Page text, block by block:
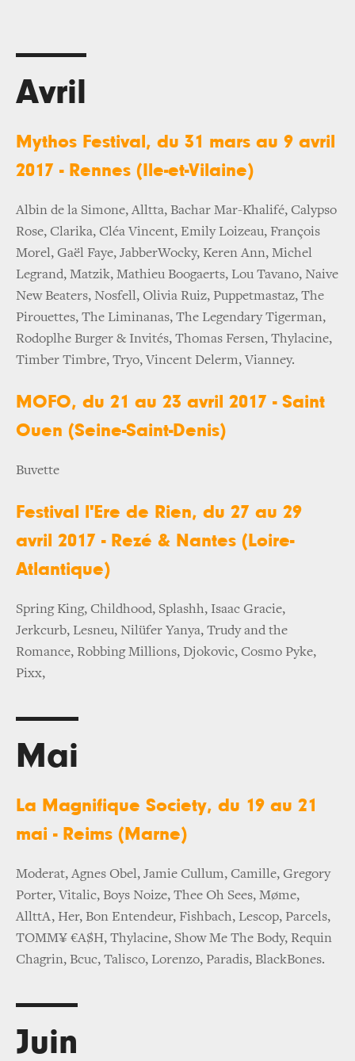
Avril
Mythos Festival, du 31 mars au 9 avril
2017 - Rennes (Ile-et-Vilaine)
Albin de la Simone, Alltta, Bachar Mar-Khalifé, Calypso
Rose, Clarika, Cléa Vincent, Emily Loizeau, François
Morel, Gaël Faye, JabberWocky, Keren Ann, Michel
Legrand, Matzik, Mathieu Boogaerts, Lou Tavano, Naive
New Beaters, Nosfell, Olivia Ruiz, Puppetmastaz, The
Pirouettes, The Liminanas, The Legendary Tigerman,
Rodoplhe Burger & Invités, Thomas Fersen, Thylacine,
Timber Timbre, Tryo, Vincent Delerm, Vianney.
MOFO, du 21 au 23 avril 2017 - Saint
Ouen (Seine-Saint-Denis)
Buvette
Festival l'Ere de Rien, du 27 au 29
avril 2017 - Rezé & Nantes (Loire-
Atlantique)
Spring King, Childhood, Splashh, Isaac Gracie,
Jerkcurb, Lesneu, Nilüfer Yanya, Trudy and the
Romance, Robbing Millions, Djokovic, Cosmo Pyke,
Pixx,
Mai
La Magnifique Society, du 19 au 21
mai - Reims (Marne)
Moderat, Agnes Obel, Jamie Cullum, Camille, Gregory
Porter, Vitalic, Boys Noize, Thee Oh Sees, Møme,
AllttA, Her, Bon Entendeur, Fishbach, Lescop, Parcels,
TOMM¥ €A$H, Thylacine, Show Me The Body, Requin
Chagrin, Bcuc, Talisco, Lorenzo, Paradis, BlackBones.
Juin